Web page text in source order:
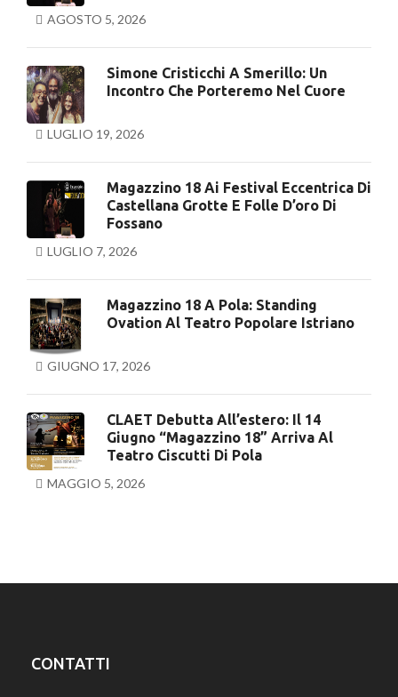
AGOSTO 5, 2026
Simone Cristicchi A Smerillo: Un
Incontro Che Porteremo Nel Cuore
LUGLIO 19, 2026
Magazzino 18 Ai Festival Eccentrica Di
Castellana Grotte E Folle D’oro Di
Fossano
LUGLIO 7, 2026
Magazzino 18 A Pola: Standing
Ovation Al Teatro Popolare Istriano
GIUGNO 17, 2026
CLAET Debutta All’estero: Il 14
Giugno “Magazzino 18” Arriva Al
Teatro Ciscutti Di Pola
MAGGIO 5, 2026
CONTATTI